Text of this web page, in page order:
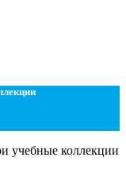
учебные коллекции